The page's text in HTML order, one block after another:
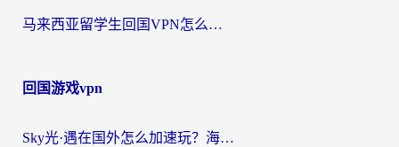
马来西亚留学生回国VPN怎么选？3个避坑点+1款实测好用的加速器推荐
回国游戏vpn
Sky光·遇在国外怎么加速玩？海外党亲测有效的国服游戏加速指南